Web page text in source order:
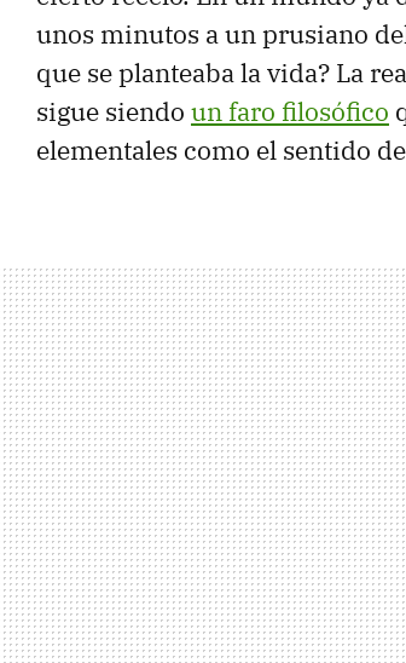
unos minutos a un prusiano
que se planteaba la vida? La
sigue siendo un faro filosófico
elementales como el sentido